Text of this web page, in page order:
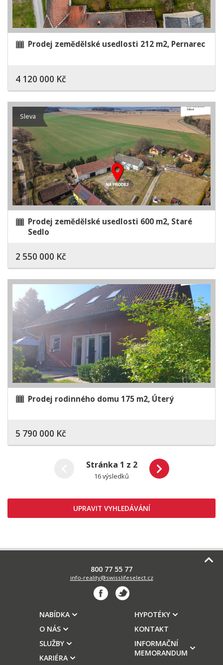
Prodej zemědělské usedlosti 212 m2, Pernarec
4 120 000 Kč
Sleva
Prodej zemědělské usedlosti 600 m2, Staré
Sedlo
2 550 000 Kč
Prodej rodinného domu 175 m2, Úterý
5 790 000 Kč
Stránka 1 z 2
16 výsledků
UPRAVIT VYHLEDÁVÁNÍ
800 77 55 77
info-reality@swisslifeselect.cz
NABÍDKA
O NÁS
SLUŽBY
KARIÉRA
HYPOTÉKY
KONTAKT
INFORMAČNÍ
MEMORANDUM